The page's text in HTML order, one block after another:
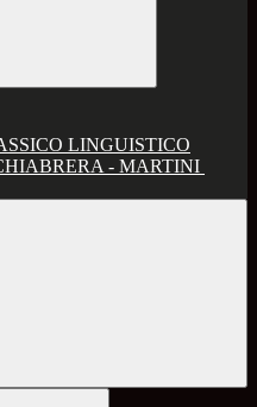
LINGUISTICO
- MARTINI